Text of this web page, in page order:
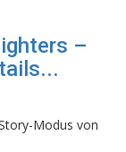
–
Modus von